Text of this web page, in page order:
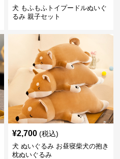
犬 もふもふトイプードルぬいぐ
るみ 親子セット
¥2,700 (税込)
犬 ぬいぐるみ お昼寝柴犬の抱き
枕ぬいぐるみ